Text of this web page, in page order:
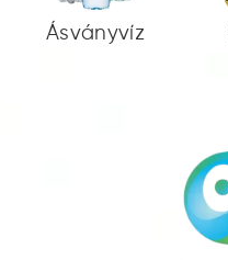
Ásványvíz